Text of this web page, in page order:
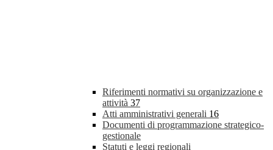
Riferimenti normativi su organizzazione e
attività 37
Atti amministrativi generali 16
Documenti di programmazione strategico-
gestionale
Statuti e leggi regionali